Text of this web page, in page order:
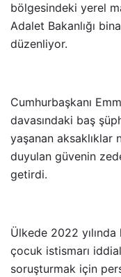
bölgesindeki yerel
Adalet Bakanlığı
düzenliyor.
Cumhurbaşkanı
davasındaki baş
yaşanan aksaklıklar
duyulan güvenin
getirdi.
Ülkede 2022
çocuk istismarı
soruşturmak için